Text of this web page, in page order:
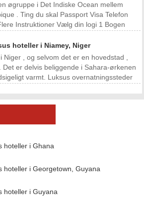
øgruppe i Det Indiske Ocean mellem
. Ting du skal Passport Visa Telefon
Instruktioner Vælg din logi 1 Bogen
til lokalbefolknin
hoteller i Niamey, Niger
, og selvom det er en hovedstad ,
Det er delvis beliggende i Sahara-ørkenen
varmt. Luksus overnatningssteder
hoteller i Ghana
hoteller i Georgetown, Guyana
hoteller i Guyana